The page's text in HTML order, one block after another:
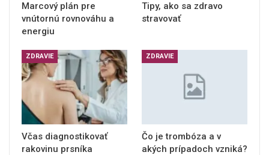
Marcový plán pre
vnútornú rovnováhu a
energiu
Tipy, ako sa zdravo
stravovať
ZDRAVIE
Včas diagnostikovať
rakovinu prsníka
ZDRAVIE
Čo je trombóza a v
akých prípadoch vzniká?